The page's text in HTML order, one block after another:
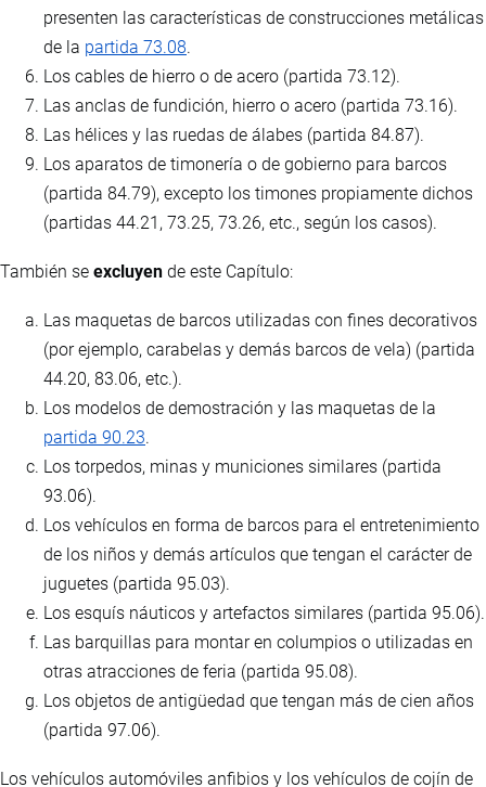
presenten las características de construcciones metálicas
de la partida 73.08.
Los cables de hierro o de acero (partida 73.12).
Las anclas de fundición, hierro o acero (partida 73.16).
Las hélices y las ruedas de álabes (partida 84.87).
Los aparatos de timonería o de gobierno para barcos
(partida 84.79), excepto los timones propiamente dichos
(partidas 44.21, 73.25, 73.26, etc., según los casos).
También se excluyen de este Capítulo:
Las maquetas de barcos utilizadas con fines decorativos
(por ejemplo, carabelas y demás barcos de vela) (partida
44.20, 83.06, etc.).
Los modelos de demostración y las maquetas de la
partida 90.23.
Los torpedos, minas y municiones similares (partida
93.06).
Los vehículos en forma de barcos para el entretenimiento
de los niños y demás artículos que tengan el carácter de
juguetes (partida 95.03).
Los esquís náuticos y artefactos similares (partida 95.06).
Las barquillas para montar en columpios o utilizadas en
otras atracciones de feria (partida 95.08).
Los objetos de antigüedad que tengan más de cien años
(partida 97.06).
Los vehículos automóviles anfibios y los vehículos de cojín de